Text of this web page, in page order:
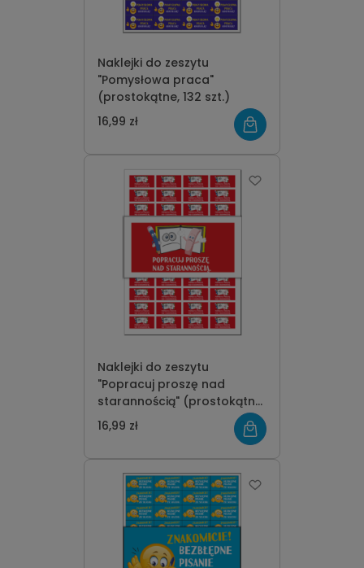
Naklejki do zeszytu
"Pomysłowa praca"
(prostokątne, 132 szt.)
16,99 zł
Naklejki do zeszytu
"Popracuj proszę nad
starannością" (prostokątne,
132 szt.)
16,99 zł